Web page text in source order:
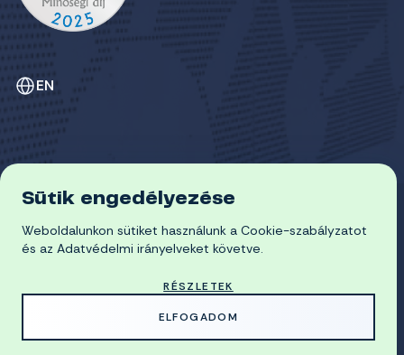
EN
© 2026 Miskolci Egyetem
ADATVÉDELEM
COOKIE-SZABÁLYZAT
Sütik engedélyezése
Weboldalunkon sütiket használunk a Cookie-szabályzatot
és az Adatvédelmi irányelveket követve.
RÉSZLETEK
ELFOGADOM